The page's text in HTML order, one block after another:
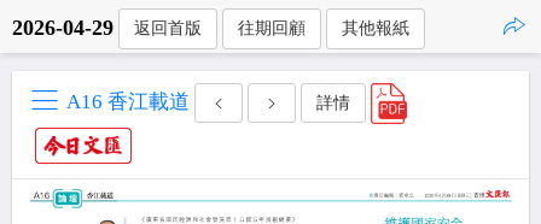
2026-04-29 返回首版 往期回顧 其他報紙
A16 香江載道 詳情
點擊複製